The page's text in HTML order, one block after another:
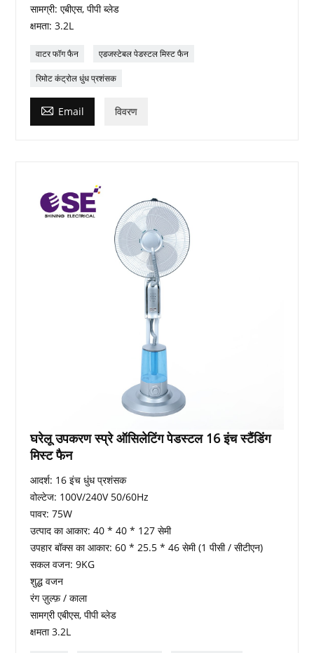
सामग्री: एबीएस, पीपी ब्लेड
क्षमता: 3.2L
वाटर फॉग फैन एडजस्टेबल पेडस्टल मिस्ट फैन
रिमोट कंट्रोल धुंध प्रशंसक
 Email विवरण
घरेलू उपकरण स्प्रे ऑसिलेटिंग पेडस्टल 16 इंच स्टैंडिंग
मिस्ट फैन
आदर्श: 16 इंच धुंध प्रशंसक
वोल्टेज: 100V/240V 50/60Hz
पावर: 75W
उत्पाद का आकार: 40 * 40 * 127 सेमी
उपहार बॉक्स का आकार: 60 * 25.5 * 46 सेमी (1 पीसी / सीटीएन)
सकल वजन: 9KG
शुद्ध वजन
रंग ज़ुल्फ़ / काला
सामग्री एबीएस, पीपी ब्लेड
क्षमता 3.2L